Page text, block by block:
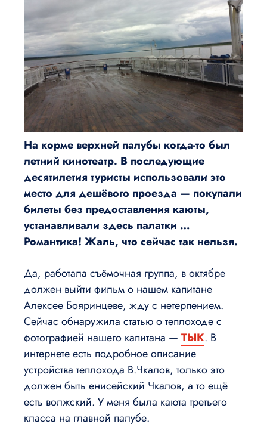
На корме верхней палубы когда-то был
летний кинотеатр. В последующие
десятилетия туристы использовали это
место для дешёвого проезда — покупали
билеты без предоставления каюты,
устанавливали здесь палатки …
Романтика! Жаль, что сейчас так нельзя.
Да, работала съёмочная группа, в октябре
должен выйти фильм о нашем капитане
Алексее Бояринцеве, жду с нетерпением.
Сейчас обнаружила статью о теплоходе с
фотографией нашего капитана — ТЫК. В
интернете есть подробное описание
устройства теплохода В.Чкалов, только это
должен быть енисейский Чкалов, а то ещё
есть волжский. У меня была каюта третьего
класса на главной палубе.